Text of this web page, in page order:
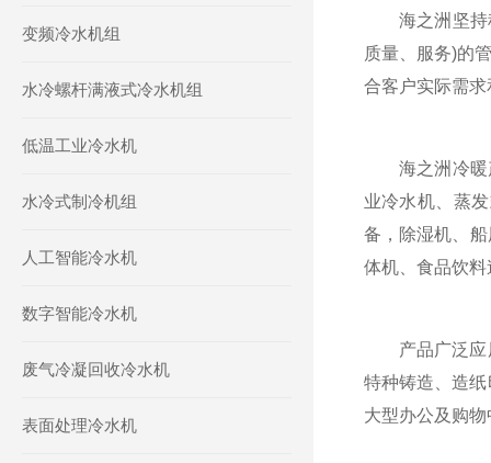
变频冷水机组
水冷螺杆满液式冷水机组
低温工业冷水机
水冷式制冷机组
人工智能冷水机
数字智能冷水机
废气冷凝回收冷水机
表面处理冷水机
海之洲坚持科
质量、服务)的
合客户实际需
海之洲冷暖产
业冷水机、蒸
备，除湿机、
体机、食品饮
产品广泛应用
特种铸造、造
大型办公及购